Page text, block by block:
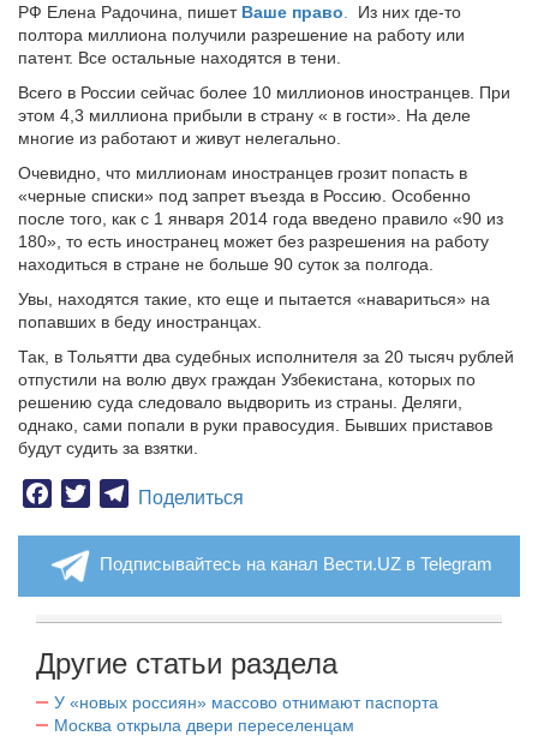
РФ Елена Радочина, пишет Ваше право
Из них где-то
полтора миллиона получили разрешение на работу или
патент. Все остальные находятся в тени.
Всего в России сейчас более 10 миллионов иностранцев. При
этом 4,3 миллиона прибыли в страну « в гости». На деле
многие из работают и живут нелегально.
Очевидно, что миллионам иностранцев грозит попасть в
«черные списки» под запрет въезда в Россию. Особенно
после того, как с 1 января 2014 года введено правило «90 из
180», то есть иностранец может без разрешения на работу
находиться в стране не больше 90 суток за полгода.
Увы, находятся такие, кто еще и пытается «навариться» на
попавших в беду иностранцах.
Так, в Тольятти два судебных исполнителя за 20 тысяч рублей
отпустили на волю двух граждан Узбекистана, которых по
решению суда следовало выдворить из страны. Деляги,
однако, сами попали в руки правосудия. Бывших приставов
будут судить за взятки.
Facebook
TwitterTelegram
Поделиться
Подписывайтесь на канал Вести.UZ в Telegram
Другие статьи раздела
У «новых россиян» массово отнимают паспорта
Москва открыла двери переселенцам